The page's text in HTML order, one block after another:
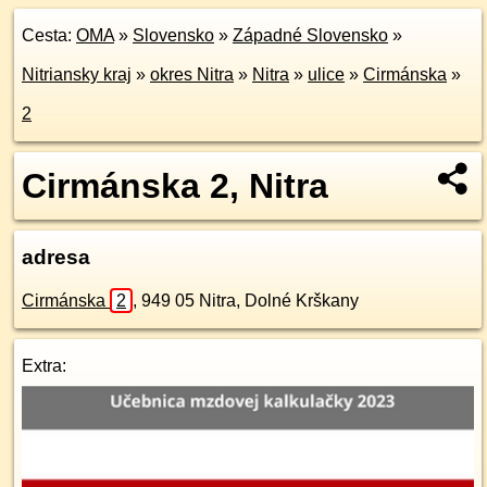
Cesta: OMA» Slovensko » Západné Slovensko »
Nitriansky kraj » okres Nitra » Nitra » ulice » Cirmánska »
2
Cirmánska 2, Nitra
adresa
Cirmánska 2 , 949 05 Nitra, Dolné Krškany
Extra: